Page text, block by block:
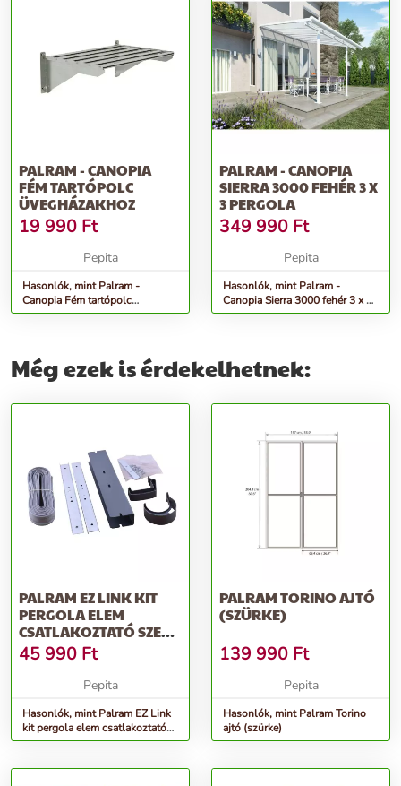
PALRAM - CANOPIA
FÉM TARTÓPOLC
ÜVEGHÁZAKHOZ
19 990 Ft
Pepita
Hasonlók, mint Palram -
Canopia Fém tartópolc
üvegházakhoz
PALRAM - CANOPIA
SIERRA 3000 FEHÉR 3 X
3 PERGOLA
349 990 Ft
Pepita
Hasonlók, mint Palram -
Canopia Sierra 3000 fehér 3 x 3
pergola
Még ezek is érdekelhetnek:
PALRAM EZ LINK KIT
PERGOLA ELEM
CSATLAKOZTATÓ SZETT
(SZÜRKE)
45 990 Ft
Pepita
Hasonlók, mint Palram EZ Link
kit pergola elem csatlakoztató
szett (szürke)
PALRAM TORINO AJTÓ
(SZÜRKE)
139 990 Ft
Pepita
Hasonlók, mint Palram Torino
ajtó (szürke)